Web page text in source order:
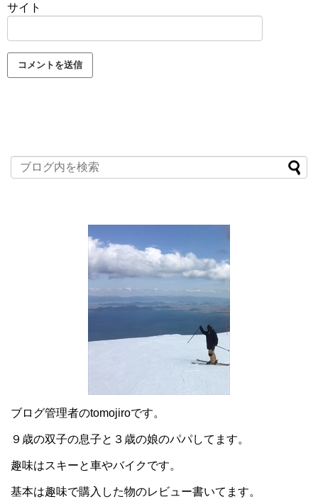
サイト
ブログ管理者のtomojiroです。
９歳の双子の息子と３歳の娘のパパしてます。
趣味はスキーと車やバイクです。
基本は趣味で購入した物のレビュー書いてます。